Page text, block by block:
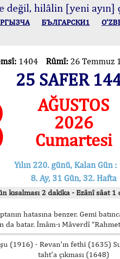
değil, hilâlin [yeni ayın]
БЪЛГАРСКИ1
1404 Rûmî: 26 Temmuz
25 SAFER
AĞUSTOS
2026
Cumartesi
Yılın 220. günü, Kalan Gün :
8. Ay, 31 Gün, 32. Hafta
kısalması 2 dakika - Ezânî sâat 1
hatasına benzer. Gemi
da batar. İmâm-ı Mâverdî
(1916) - Revan’ın fethi (1635)
taht’a çıkması (1648)